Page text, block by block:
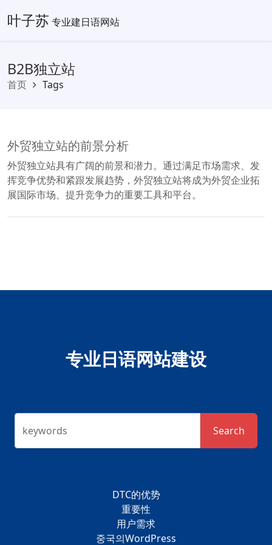
叶子苏 专业建日语网站
B2B独立站
首页 Tags
外贸独立站的前景分析
外贸独立站具有广阔的前景和潜力。通过满足市场需求、发
挥竞争优势和紧跟发展趋势，外贸独立站将成为外贸企业拓
展国际市场、提升竞争力的重要工具和平台。
专业日语网站建设
keywords Search
DTC的优势
重要性
用户需求
중국의WordPress